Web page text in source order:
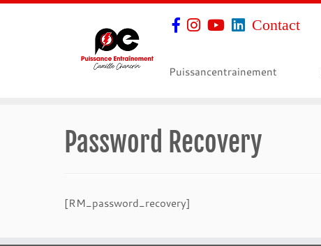
Contact
Puissancentrainement
Password Recovery
[RM_password_recovery]